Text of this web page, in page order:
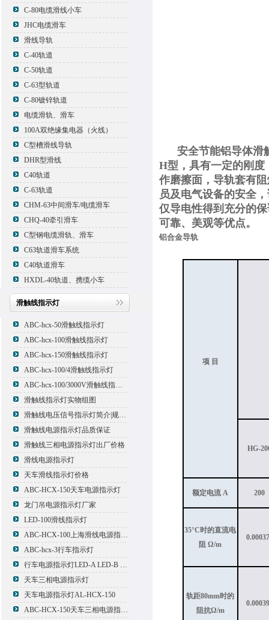
C-80电缆滑线小车
JHC电缆滑车
滑线导轨
C-40轨道
C-50轨道
C-63型轨道
C-80镀锌轨道
电缆滑轨、滑车
100A双绝缘集电器（火线）
C型槽滑线导轨
DHR型滑线
C40轨道
C-63轨道
CHM-63中间滑车/电缆滑车
CHQ-40牵引滑车
C型钢电缆滑轨、滑车
C63轨道滑车系统
C40轨道滑车
HXDL-40轨道、携缆小车
滑触线指示灯
ABC-hcx-50滑触线指示灯
ABC-hcx-100滑触线指示灯
ABC-hcx-150滑触线指示灯
ABC-hcx-100/4滑触线指示灯
ABC-hcx-100/3000V滑触线指示灯
滑触线指示灯实物组图
滑触线电压信号指示灯简介|规格|型号
滑触线电源指示灯品质保证
滑触线三相电源指示灯出厂价格
滑线电源指示灯
天车滑线指示灯价格
ABC-HCX-150天车电源指示灯
龙门吊电源指示灯厂家
LED-100滑线指示灯
ABC-HCX-100上海滑线电源指示灯厂家
ABC-hcx-3行车指示灯
行车电源指示灯LED-A LED-B LED-C
天车三相电源指示灯
天车电源指示灯AL-HCX-150
ABC-HCX-150天车三相电源指示灯出厂价格
安全节能铝导体滑
H型，具有一定的刚度
作磨擦面，导轨套有
员及电气设备的安全
仅导电性得到充分的
可靠、美观等优点。
铝合金导轨
项 目
HG-
额定电流 A 200
35°C时的直流电
阻 Ω/m
轨距80mm时的
阻抗Ω/m